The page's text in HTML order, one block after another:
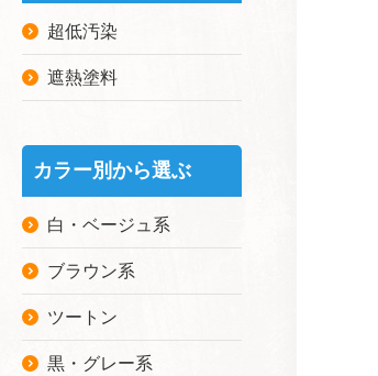
超低汚染
遮熱塗料
カラー別から選ぶ
白・ベージュ系
ブラウン系
ツートン
黒・グレー系